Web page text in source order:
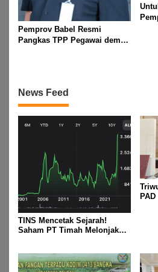
Pemprov Babel Resmi
Pangkas TPP Pegawai demi
News Feed
TINS Mencetak Sejarah!
Saham PT Timah Melonjak